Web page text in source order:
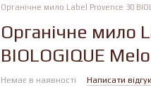
Органічне мило Label Provence 30
Органічне мило
BIOLOGIQUE
Немає в наявності Написати відгук